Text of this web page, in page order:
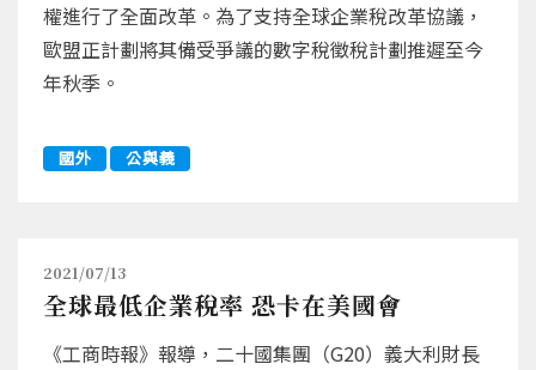
權進行了全面改革。為了支持全球企業稅改革協議，
歐盟正計劃將其備受爭議的數字稅徵稅計劃推遲至今
年秋季。
國外 公與義
2021/07/13
全球最低企業稅率 恐卡在美國會
《工商時報》報導，二十國集團（G20）義大利財長